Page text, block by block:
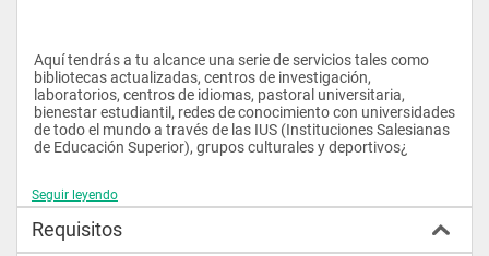
Aquí tendrás a tu alcance una serie de servicios tales como
bibliotecas actualizadas, centros de investigación,
laboratorios, centros de idiomas, pastoral universitaria,
bienestar estudiantil, redes de conocimiento con universidades
de todo el mundo a través de las IUS (Instituciones Salesianas
de Educación Superior), grupos culturales y deportivos¿
Seguir leyendo
Requisitos